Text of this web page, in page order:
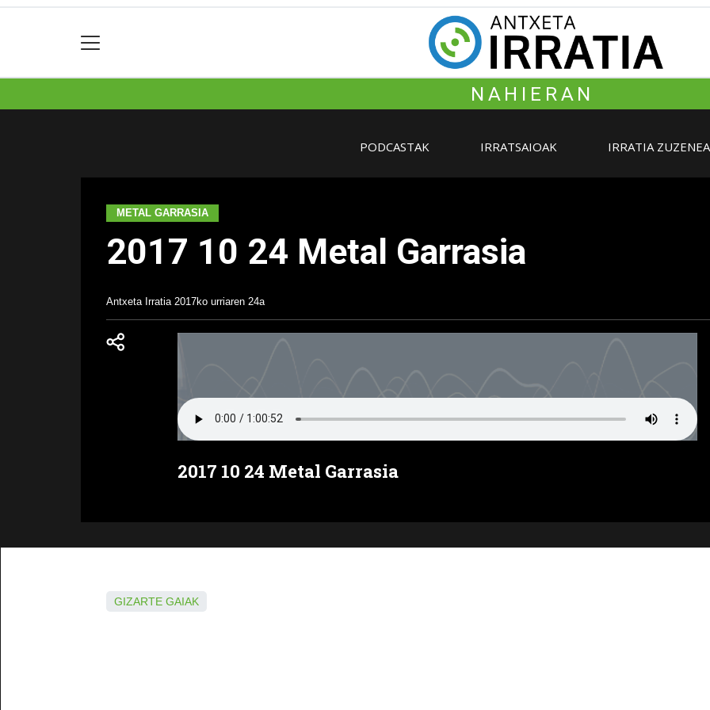
NAHIERAN
PODCASTAK IRRATSAIOAK IRRATIA
METAL GARRASIA
2017 10 24 Metal Garrasia
Antxeta Irratia 2017ko urriaren 24a
2017 10 24 Metal Garrasia
GIZARTE GAIAK